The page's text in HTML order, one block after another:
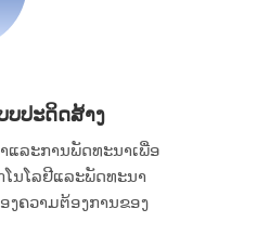
ບປະດິດສ້າງ
ແລະການພັດທະນາເພື່ອ
ໂນໂລຢີແລະພັດທະນາ
ຄວາມຕ້ອງການຂອງ